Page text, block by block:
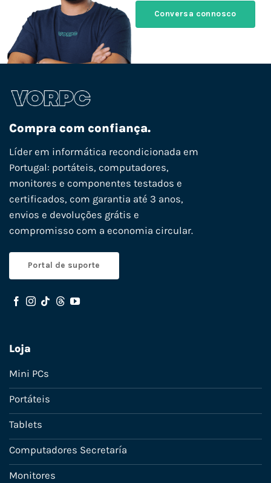
Conversa connosco
Compra com confiança.
Líder em informática recondicionada em
Portugal: portáteis, computadores,
monitores e componentes testados e
certificados, com garantia até 3 anos,
envios e devoluções grátis e
compromisso com a economia circular.
Portal de suporte
Loja
Mini PCs
Portáteis
Tablets
Computadores Secretaría
Monitores